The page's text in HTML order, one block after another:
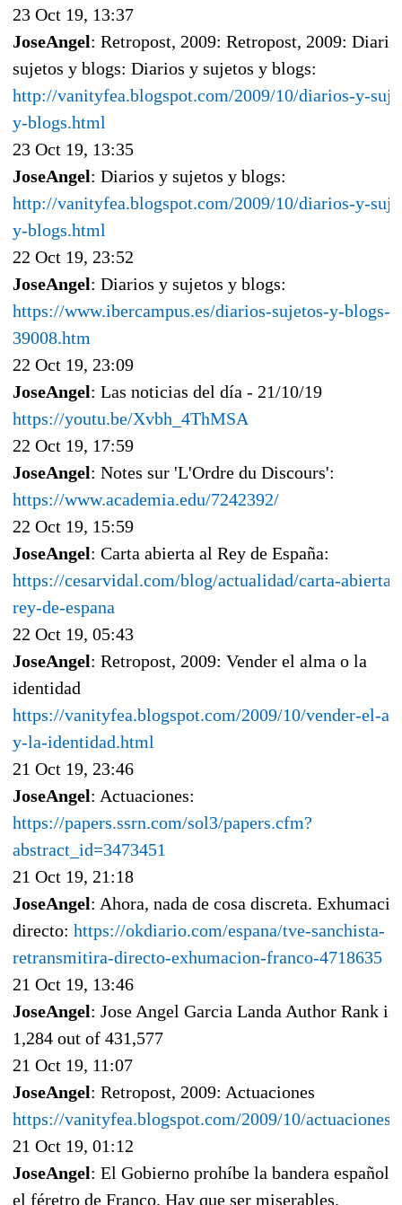
23 Oct 19, 13:37
JoseAngel: Retropost, 2009: Retropost, 2009:
sujetos y blogs: Diarios y sujetos y blogs:
http://vanityfea.blogspot.com/2009/10/diarios-y-
y-blogs.html
23 Oct 19, 13:35
JoseAngel: Diarios y sujetos y blogs:
http://vanityfea.blogspot.com/2009/10/diarios-y-
y-blogs.html
22 Oct 19, 23:52
JoseAngel: Diarios y sujetos y blogs:
https://www.ibercampus.es/diarios-sujetos-y-blogs-
39008.htm
22 Oct 19, 23:09
JoseAngel: Las noticias del día - 21/10/19
https://youtu.be/Xvbh_4ThMSA
22 Oct 19, 17:59
JoseAngel: Notes sur 'L'Ordre du Discours':
https://www.academia.edu/7242392/
22 Oct 19, 15:59
JoseAngel: Carta abierta al Rey de España:
https://cesarvidal.com/blog/actualidad/carta-
rey-de-espana
22 Oct 19, 05:43
JoseAngel: Retropost, 2009: Vender el alma o la
identidad
https://vanityfea.blogspot.com/2009/10/vender-el-
y-la-identidad.html
21 Oct 19, 23:46
JoseAngel: Actuaciones:
https://papers.ssrn.com/sol3/papers.cfm?
abstract_id=3473451
21 Oct 19, 21:18
JoseAngel: Ahora, nada de cosa discreta.
directo: https://okdiario.com/espana/tve-sanchista-
retransmitira-directo-exhumacion-franco-4718635
21 Oct 19, 13:46
JoseAngel: Jose Angel Garcia Landa Author Rank is
1,284 out of 431,577
21 Oct 19, 11:07
JoseAngel: Retropost, 2009: Actuaciones
https://vanityfea.blogspot.com/2009/10/
21 Oct 19, 01:12
JoseAngel: El Gobierno prohíbe la bandera española
el féretro de Franco. Hay que ser miserables.